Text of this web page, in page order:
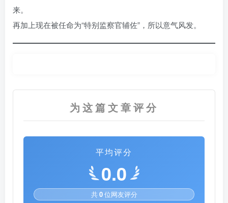
来。
再加上现在被任命为“特别监察官辅佐”，所以意气风发。
为这篇文章评分
平均评分
0.0
共0位网友评分